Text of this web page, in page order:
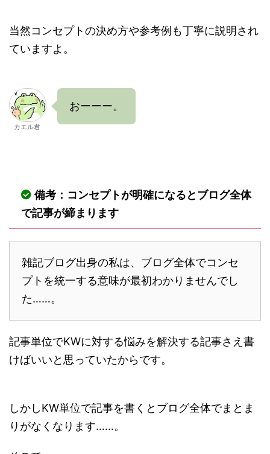
当然コンセプトの決め方や参考例も丁寧に説明され
ていますよ。
カエル君
おーーー。
備考：コンセプトが明確になるとブログ全体
で記事が締まります
雑記ブログ出身の私は、ブログ全体でコンセ
プトを統一する意味が最初わかりませんでし
た……。
記事単位でKWに対する悩みを解決する記事さえ書
けばいいと思っていたからです。
しかしKW単位で記事を書くとブログ全体でまとま
りがなくなります……。